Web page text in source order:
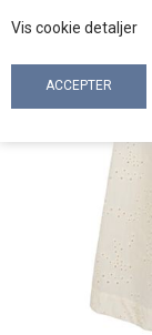
Vis cookie detaljer